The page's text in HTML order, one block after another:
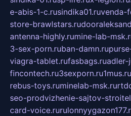
e-abis-1-c.rusindika01.ruvenda-
store-brawlstars.ru
antenna-highly.rumine-lab-
3-sex-porn.ruban-damn.ru
viagra-tablet.rufasbags.ruadler-
fincontech.ru3sexporn.ru1mus.ru
rebus-toys.ruminelab-msk.ru
seo-prodvizhenie-sajtov-
card-voice.ru